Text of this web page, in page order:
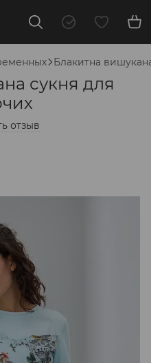
Блакитна
сукня для
отзыв